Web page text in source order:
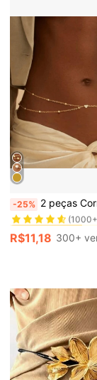
-25% 2 peças Corrente de Cintura
#1 Mais Vendido
#1 Mais Vendido
(1000+)
#1 Mais Vendido
(1000+)
#1 Mais Vendido
R$11,18 300+